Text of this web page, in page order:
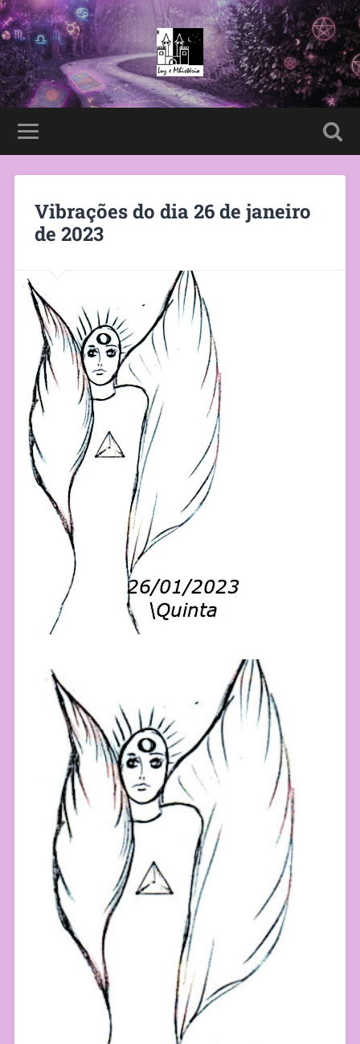
Vibrações do dia 26 de janeiro
de 2023